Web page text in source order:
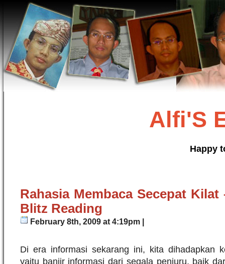
Alfi'S
Happy
Rahasia Membaca Secepat
Blitz Reading
February 8th, 2009 at 4:19pm |
Di era informasi sekarang ini, kita dihadapkan
yaitu banjir informasi dari segala penjuru, baik